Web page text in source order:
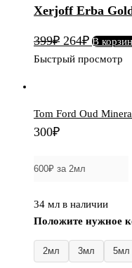
Gold
Xerjoff Erba
399₽
цена
264₽
цена:
В
Быстрый просмотр
Tom Ford Oud
300₽
34 мл в наличии
Положите нужное
2мл 3мл 5мл